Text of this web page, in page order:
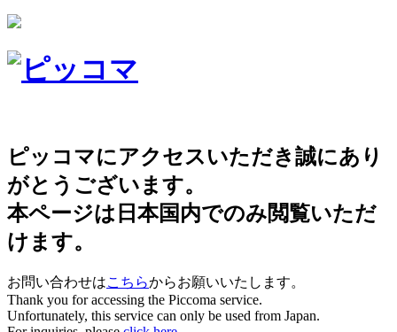
ピッコマにアクセスいただき誠にあり
がとうございます。
本ページは日本国内でのみ閲覧いただ
けます。
お問い合わせはこちらからお願いいたします。
Thank you for accessing the Piccoma service.
Unfortunately, this service can only be used from Japan.